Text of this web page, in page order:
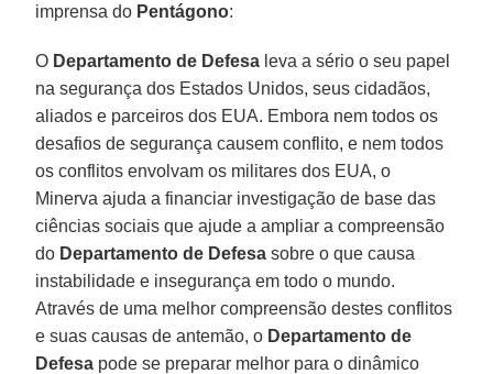
imprensa do Pentágono:
O Departamento de Defesa leva a sério o seu papel
na segurança dos Estados Unidos, seus cidadãos,
aliados e parceiros dos EUA. Embora nem todos os
desafios de segurança causem conflito, e nem todos
os conflitos envolvam os militares dos EUA, o
Minerva ajuda a financiar investigação de base das
ciências sociais que ajude a ampliar a compreensão
do Departamento de Defesa sobre o que causa
instabilidade e insegurança em todo o mundo.
Através de uma melhor compreensão destes conflitos
e suas causas de antemão, o Departamento de
Defesa pode se preparar melhor para o dinâmico